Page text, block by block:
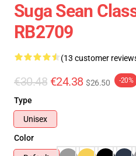
Suga Sean
RB2709
(13 customer
€30.48 €24.38 $26.50 -20%
Type
Unisex
Color